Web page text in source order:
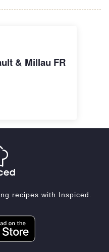
& Millau FR
recipes with Inspiced.